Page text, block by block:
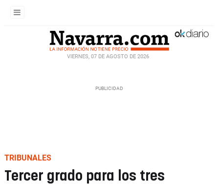
VIERNES, 07 DE AGOSTO DE 2026
TRIBUNALES
Tercer grado para los tres